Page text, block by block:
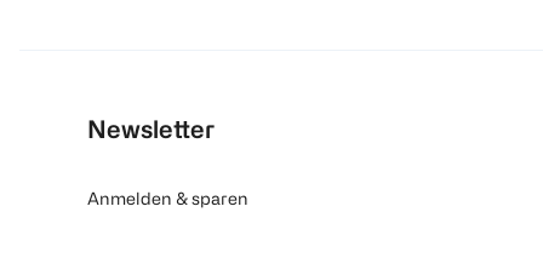
Newsletter
Anmelden & sparen